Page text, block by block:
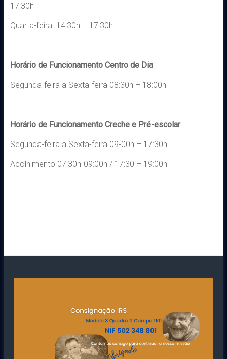
17:30h
Quarta-feira 14:30h – 17:30h
Horário de Funcionamento Centro de Dia
Segunda-feira a Sexta-feira 08:30h – 18:00h
Horário de Funcionamento Creche e Pré-escolar
Segunda-feira a Sexta-feira 09-00h – 17:30h
Acolhimento 07:30h-09:00h / 17:30 – 19:00h